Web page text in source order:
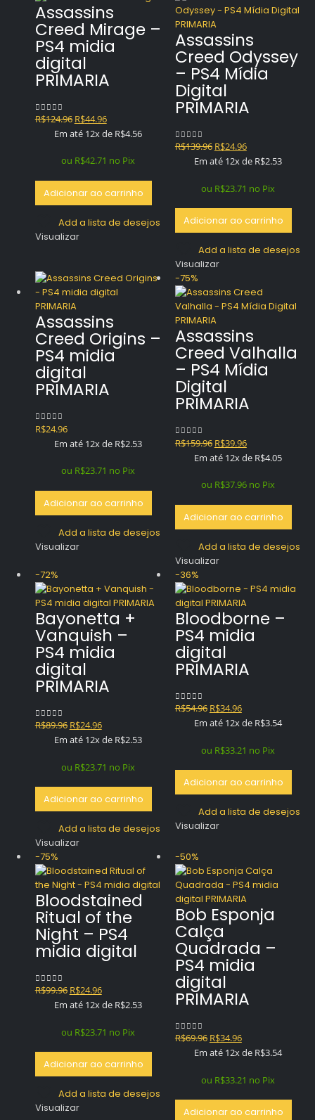
Assassins
Creed Mirage –
PS4 midia
digital
PRIMARIA
0out of 5
R$124.96 O
preço
era:
R$44.96O
preço
é:
Em até 12x de R$4.56
ou R$42.71 no Pix
Adicionar ao carrinho
Add a lista de desejos
Visualizar
Assassins
Creed Odyssey
– PS4 Mídia
Digital
PRIMARIA
0out of 5
R$139.96 O
preço
era:
R$24.96O
preço
é:
Em até 12x de R$2.53
ou R$23.71 no Pix
Adicionar ao carrinho
Add a lista de desejos
Visualizar
Assassins
Creed Origins –
PS4 midia
digital
PRIMARIA
0out of 5
R$24.96
Em até 12x de R$2.53
ou R$23.71 no Pix
Adicionar ao carrinho
Add a lista de desejos
Visualizar
-75%
Assassins
Creed Valhalla
– PS4 Mídia
Digital
PRIMARIA
0out of 5
R$159.96 O
preço
era:
R$39.96O
preço
é:
Em até 12x de R$4.05
ou R$37.96 no Pix
Adicionar ao carrinho
Add a lista de desejos
Visualizar
-72%
Bayonetta +
Vanquish –
PS4 midia
digital
PRIMARIA
0out of 5
R$89.96 O
preço
era:
R$24.96O
preço
é:
Em até 12x de R$2.53
ou R$23.71 no Pix
Adicionar ao carrinho
Add a lista de desejos
Visualizar
-36%
Bloodborne –
PS4 midia
digital
PRIMARIA
0out of 5
R$54.96 O
preço
era:
R$34.96O
preço
é:
Em até 12x de R$3.54
ou R$33.21 no Pix
Adicionar ao carrinho
Add a lista de desejos
Visualizar
-75%
Bloodstained
Ritual of the
Night – PS4
midia digital
0out of 5
R$99.96 O
preço
era:
R$24.96O
preço
é:
Em até 12x de R$2.53
ou R$23.71 no Pix
Adicionar ao carrinho
Add a lista de desejos
Visualizar
-50%
Bob Esponja
Calça
Quadrada –
PS4 midia
digital
PRIMARIA
0out of 5
R$69.96 O
preço
era:
R$34.96O
preço
é:
Em até 12x de R$3.54
ou R$33.21 no Pix
Adicionar ao carrinho